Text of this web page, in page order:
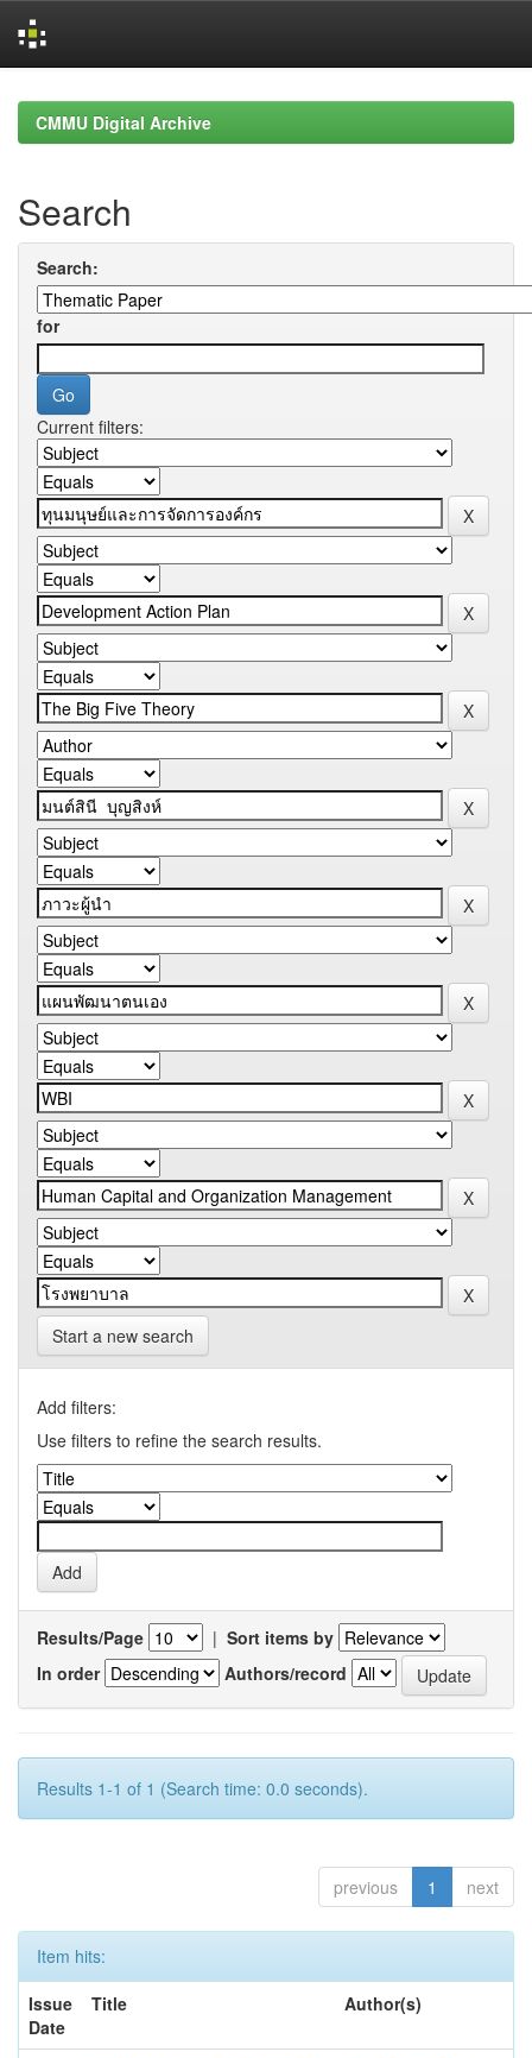
navigationCMMU Digital Archive
Search
Search:
for
Current filters:
Start a new search
Add filters:
Use filters to refine the search results.
Results/Page | Sort items by
In order
Authors/record
Results 1-1 of 1 (Search time: 0.0 seconds).
previous 1 next
Item hits:
Issue
Date
Title Author(s)